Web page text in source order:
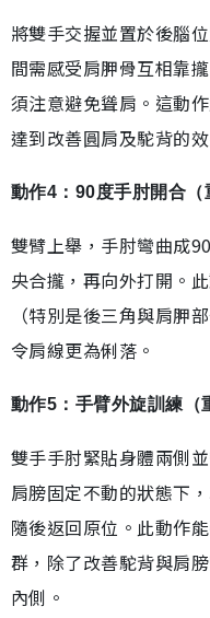
將雙手交握並置於後腦
間需感受肩胛骨互相靠
須注意避免聳肩。這動
達到改善圓肩及駝背的
動作4：90度手肘開合（
雙臂上舉，手肘彎曲成
央合攏，再向外打開。
（特別是後三角與肩胛
令肩線更為俐落。
動作5：手臂外旋訓練（
雙手手肘緊貼身體兩側
肩膀固定不動的狀態下
隨後返回原位。此動作
群，除了改善駝背與肩
內側。